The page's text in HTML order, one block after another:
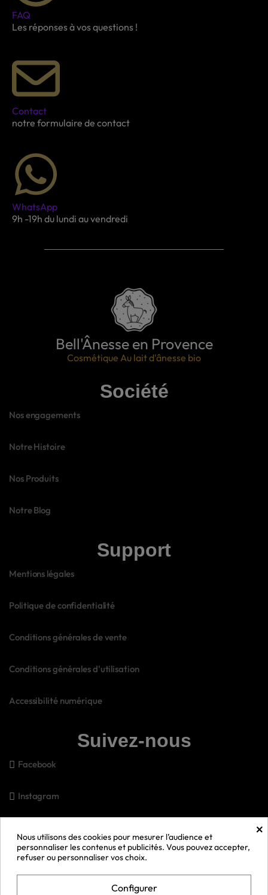
FAQ
Les réponses à vos questions !
Contact
notre formulaire de contact
WhatsApp
9h -19h du lundi au vendredi
Bell'Ânesse en Provence
Cosmétique Au lait d'ânesse bio
Société
Nos engagements
Notre Histoire
Nos Produits
Notre Blog
Support
Mentions légales
Politique de confidentialité
Conditions générales de vente
Conditions générales d'utilisation
Accessibilité numérique
Suivez-nous
Facebook
Instagram
Snapchat
×
Nous utilisons des cookies pour mesurer l’audience et
personnaliser les contenus et publicités. Vous pouvez accepter,
refuser ou personnaliser vos choix.
Configurer